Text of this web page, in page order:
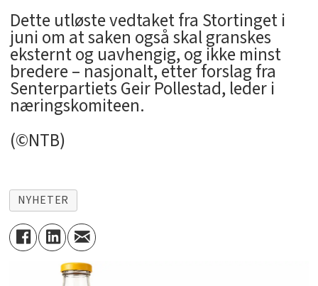
Dette utløste vedtaket fra Stortinget i
juni om at saken også skal granskes
eksternt og uavhengig, og ikke minst
bredere – nasjonalt, etter forslag fra
Senterpartiets Geir Pollestad, leder i
næringskomiteen.
(©NTB)
NYHETER